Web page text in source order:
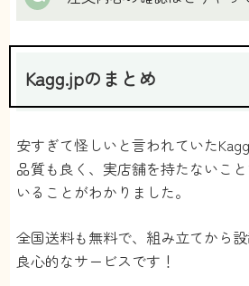
Kagg.jpのまとめ
安すぎて怪しいと言われていた
品質も良く、実店舗を持たないこ
いることがわかりました。
全国送料も無料で、組み立てから
良心的なサービスです！